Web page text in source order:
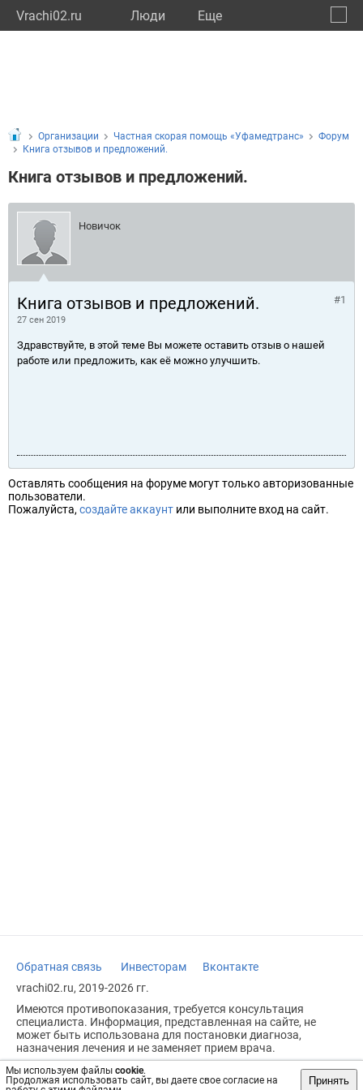
Vrachi02.ru Люди Eще
Мы используем файлы cookie.
Продолжая использовать сайт, вы даете свое согласие на
Принять
Организации Частная скорая помощь «Уфамедтранс»
Форум
Книга отзывов и предложений.
Книга отзывов и предложений.
Новичок
Книга отзывов и предложений.
27 сен 2019
#1
Здравствуйте, в этой теме Вы можете оставить отзыв о нашей
работе или предложить, как её можно улучшить.
Оставлять сообщения на форуме могут только авторизованные
пользователи.
Пожалуйста, создайте аккаунт или выполните вход на сайт.
Обратная связь Инвесторам
Вконтакте
vrachi02.ru, 2019-2026 гг.
Имеются противопоказания, требуется консультация
специалиста. Информация, представленная на сайте, не
может быть использована для постановки диагноза,
назначения лечения и не заменяет прием врача.
Возрастное ограничение: 18+